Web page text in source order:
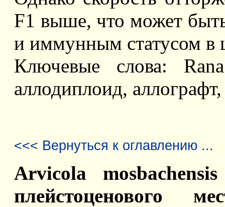
F1 выше, что может
и иммунным статусом в
Ключевые слова:
аллодиплоид,
<<< Вернуться к оглавлению ...
Arvicola
плейстоценового